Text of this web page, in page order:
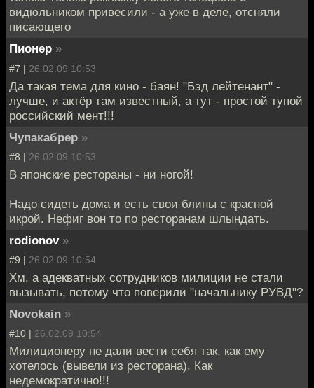
видюльником привесили - а уже в деле, отсняли
писающего
Пионер »
#7 | 26.02.09 10:53
Да такая тема для кино - баян! "Бэд лейтенант" -
лучше, и актёр там известный, а тут - простой тупой
российский мент!!!
Чупакабрер »
#8 | 26.02.09 10:53
В японские рестораны - ни ногой!
Надо сидеть дома и есть свои блины с красной
икрой. Нефиг вон то по ресторанам шлындать.
rodionov »
#9 | 26.02.09 10:54
Хм, а адекватных сотрудников милиции не стали
вызывать, потому что поверили "начальнику РУВД"?
Novokain »
#10 | 26.02.09 10:54
Милиционеру не дали вести себя так, как ему
хотелось (вывели из ресторана). Как
недемократично!!!